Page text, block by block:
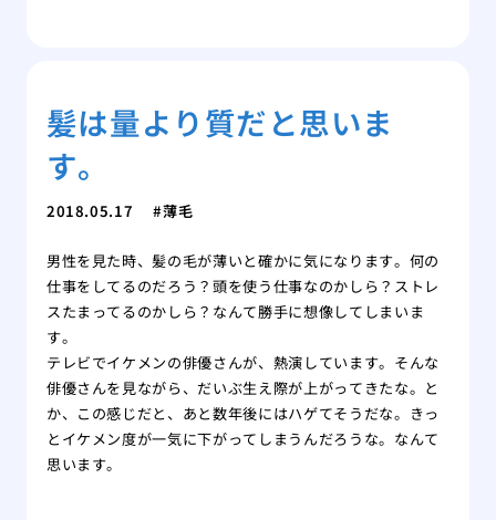
髪は量より質だと思いま
す。
2018.05.17 薄毛
男性を見た時、髪の毛が薄いと確かに気になります。何の
仕事をしてるのだろう？頭を使う仕事なのかしら？ストレ
スたまってるのかしら？なんて勝手に想像してしまいま
す。
テレビでイケメンの俳優さんが、熱演しています。そんな
俳優さんを見ながら、だいぶ生え際が上がってきたな。と
か、この感じだと、あと数年後にはハゲてそうだな。きっ
とイケメン度が一気に下がってしまうんだろうな。なんて
思います。